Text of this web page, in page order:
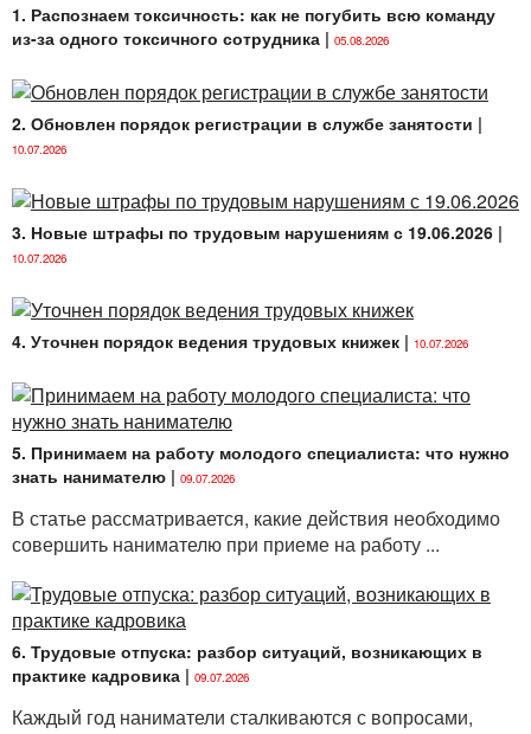
1. Распознаем токсичность: как не погубить всю команду
из-за одного токсичного сотрудника | 05.08.2026
2. Обновлен порядок регистрации в службе занятости |
10.07.2026
3. Новые штрафы по трудовым нарушениям с 19.06.2026 |
10.07.2026
4. Уточнен порядок ведения трудовых книжек | 10.07.2026
5. Принимаем на работу молодого специалиста: что нужно
знать нанимателю | 09.07.2026
В статье рассматривается, какие действия необходимо
совершить нанимателю при приеме на работу ...
6. Трудовые отпуска: разбор ситуаций, возникающих в
практике кадровика | 09.07.2026
Каждый год наниматели сталкиваются с вопросами,